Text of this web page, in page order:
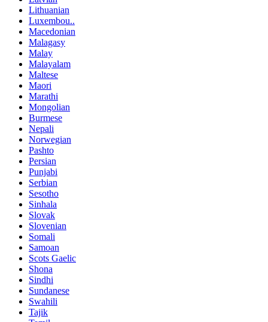
Lithuanian
Luxembou..
Macedonian
Malagasy
Malay
Malayalam
Maltese
Maori
Marathi
Mongolian
Burmese
Nepali
Norwegian
Pashto
Persian
Punjabi
Serbian
Sesotho
Sinhala
Slovak
Slovenian
Somali
Samoan
Scots Gaelic
Shona
Sindhi
Sundanese
Swahili
Tajik